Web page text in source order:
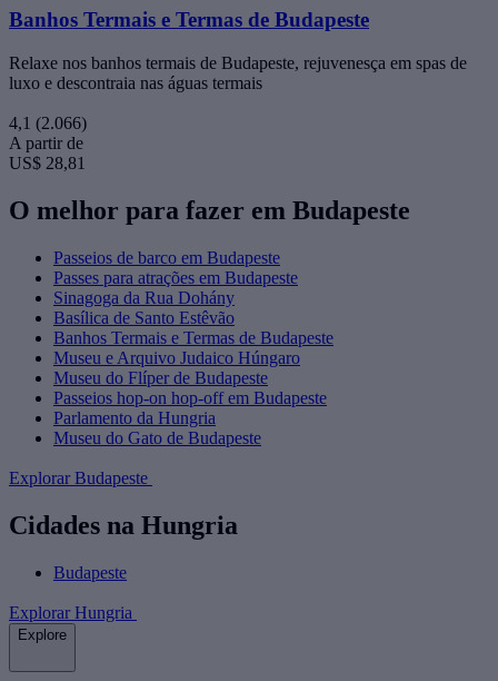
Banhos Termais e Termas de Budapeste
Relaxe nos banhos termais de Budapeste, rejuvenesça em spas de
luxo e descontraia nas águas termais
4,1 (2.066)
A partir de
US$ 28,81
O melhor para fazer em Budapeste
Passeios de barco em Budapeste
Passes para atrações em Budapeste
Sinagoga da Rua Dohány
Basílica de Santo Estêvão
Banhos Termais e Termas de Budapeste
Museu e Arquivo Judaico Húngaro
Museu do Flíper de Budapeste
Passeios hop-on hop-off em Budapeste
Parlamento da Hungria
Museu do Gato de Budapeste
Explorar Budapeste
Cidades na Hungria
Budapeste
Explorar Hungria
Explore